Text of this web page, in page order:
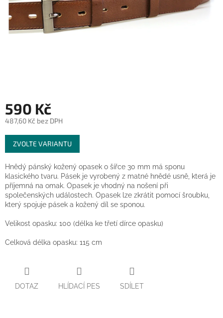
590 Kč
487,60 Kč bez DPH
Měrná
cena:
ZVOLTE VARIANTU
Hnědý pánský kožený opasek o šířce 30 mm má sponu
klasického tvaru. Pásek je vyrobený z matné hnědé usně, která je
příjemná na omak. Opasek je vhodný na nošení při
společenských událostech. Opasek lze zkrátit pomocí šroubku,
který spojuje pásek a kožený díl se sponou.
Velikost opasku: 100 (délka ke třetí dírce opasku)
Celková délka opasku: 115 cm
DOTAZ HLÍDACÍ PES SDÍLET